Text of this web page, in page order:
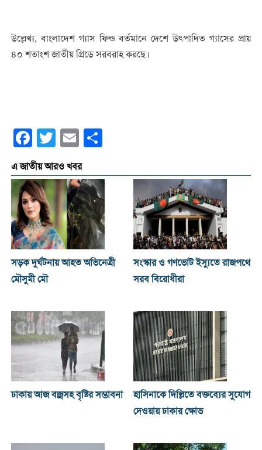
উল্লেখ্য, বাংলাদেশ গ্যাস ফিল্ড বর্তমানে দেশে উৎপাদিত গ্যাসের প্রায়
৪০ শতাংশ জাতীয় গ্রিডে সরবরাহ করছে।
Facebook
Twitter Email
এ জাতীয় আরও খবর
সড়ক দুর্ঘটনায় আহত অভিনেত্রী
মৌসুমী মৌ
সংস্কার ও গণভোট ইস্যুতে রাজপথে
সরব বিরোধীরা
ঢাকায় আজ বজ্রসহ বৃষ্টির সম্ভাবনা
হাসিনাকে দিল্লিতে বক্তব্যের সুযোগ
দেওয়ায় ঢাকার ক্ষোভ